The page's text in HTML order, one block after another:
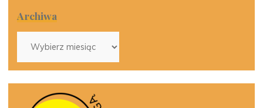
Archiwa